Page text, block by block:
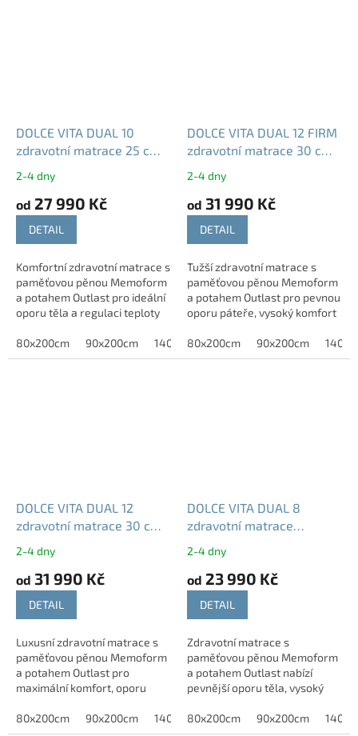
DOLCE VITA DUAL 10
zdravotní matrace 25 cm
T4
2-4 dny
od 27 990 Kč
DETAIL
Komfortní zdravotní matrace s
paměťovou pěnou Memoform
a potahem Outlast pro ideální
oporu těla a regulaci teploty
JINÝ ROZMĚR? -Neváhejte
nás...
80x200cm 90x200cm 140x200 cm 160x200cm
DOLCE VITA DUAL 12 FIRM
zdravotní matrace 30 cm
Memoform tuhost T4 T5
2-4 dny
od 31 990 Kč
DETAIL
Tužší zdravotní matrace s
paměťovou pěnou Memoform
a potahem Outlast pro pevnou
oporu páteře, vysoký komfort
POTŘEBUJETE JINÝ ROZMĚR? -
Neváhejte nás...
80x200cm 90x200cm
DOLCE VITA DUAL 12
zdravotní matrace 30 cm
Memoform tuhost T2-T3
2-4 dny
od 31 990 Kč
DETAIL
Luxusní zdravotní matrace s
paměťovou pěnou Memoform
a potahem Outlast pro
maximální komfort, oporu
během spánku. POTŘEBUJETE
JINÝ ROZMĚR? -Neváhejte...
80x200cm 90x200cm 140x200 cm 160x200cm
DOLCE VITA DUAL 8
zdravotní matrace
Memoform tuhost T4 T5
2-4 dny
od 23 990 Kč
DETAIL
Zdravotní matrace s
paměťovou pěnou Memoform
a potahem Outlast nabízí
pevnější oporu těla, vysoký
pro zdravý spánek.
POTŘEBUJETE JINÝ ROZMĚR?...
80x200cm 90x200cm